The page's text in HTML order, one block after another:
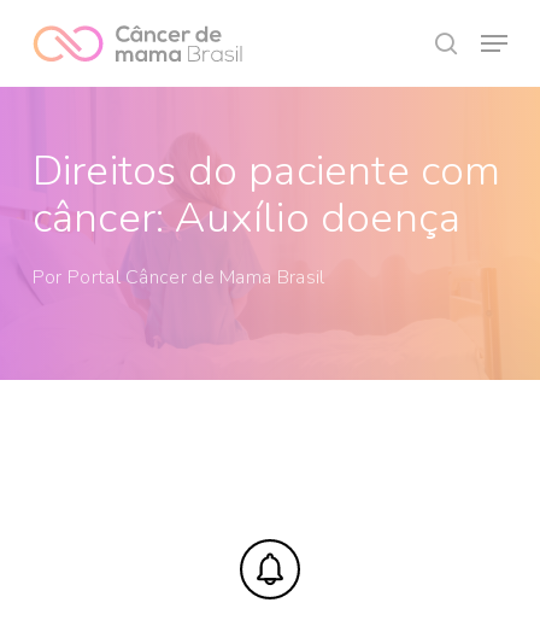
main
Menu
Direitos do paciente com
câncer: Auxílio doença
Por Portal Câncer de Mama Brasil